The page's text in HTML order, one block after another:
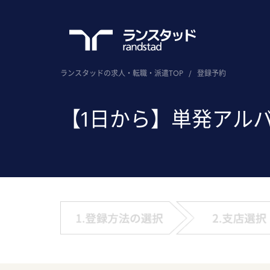
ランスタッドの求人・転職・派遣TOP / 登録予約
【1日から】単発アル